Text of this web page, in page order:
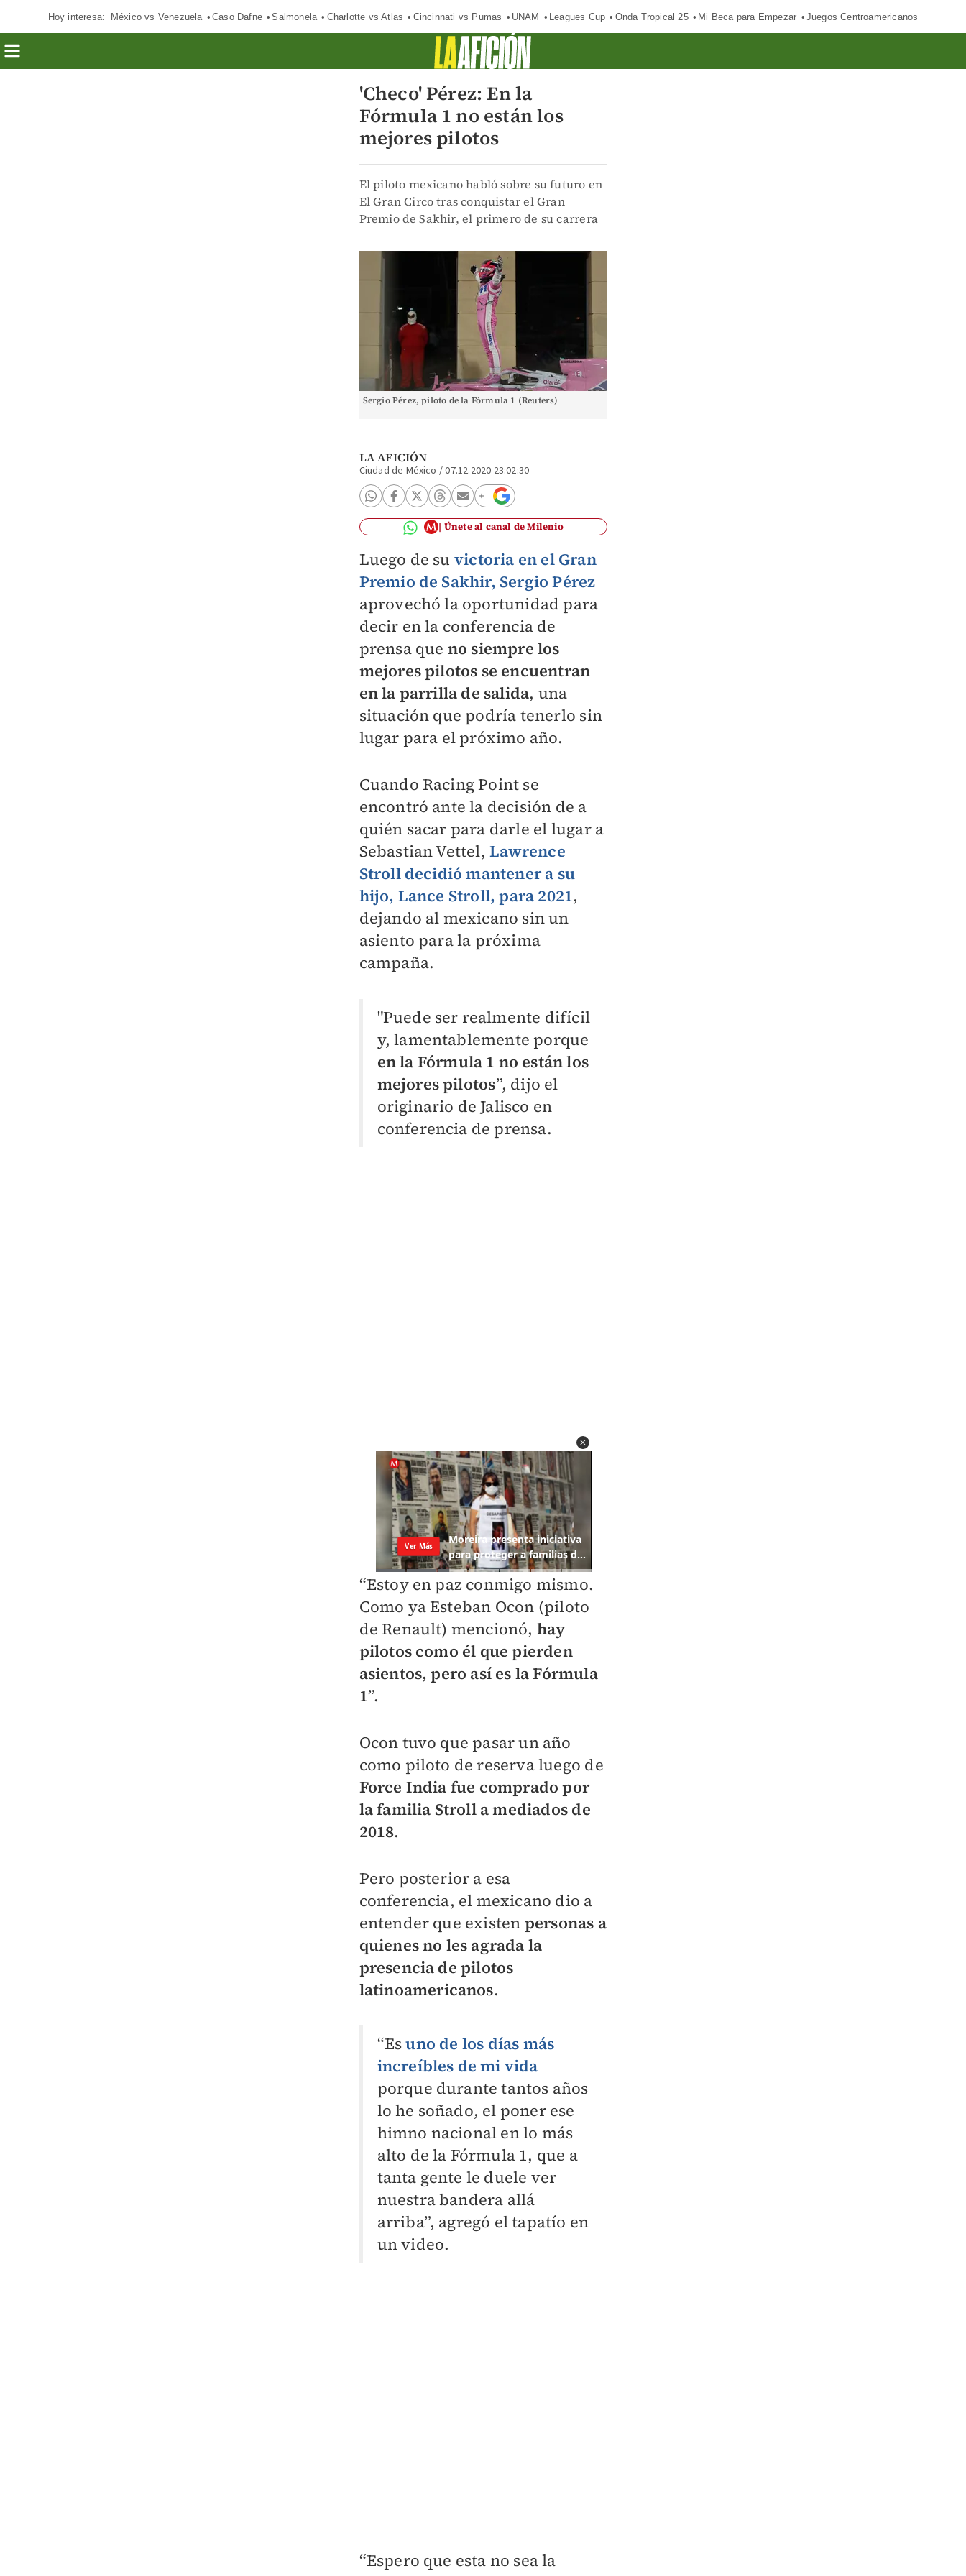
Hoy interesa: México vs Venezuela Caso Dafne Salmonela Charlotte vs Atlas Cincinnati vs Pumas UNAM Leagues Cup Onda Tropical 25 Mi Beca para Empezar Juegos Centroamericanos
'Checo' Pérez: En la
Fórmula 1 no están los
mejores pilotos
El piloto mexicano habló sobre su futuro en
El Gran Circo tras conquistar el Gran
Premio de Sakhir, el primero de su carrera
Sergio Pérez, piloto de la Fórmula 1 (Reuters)
LA AFICIÓN
Ciudad de México /07.12.2020 23:02:30
Únete al canal de Milenio
Luego de su victoria en el Gran
Premio de Sakhir, Sergio Pérez
aprovechó la oportunidad para
decir en la conferencia de
prensa que no siempre los
mejores pilotos se encuentran
en la parrilla de salida, una
situación que podría tenerlo sin
lugar para el próximo año.
Cuando Racing Point se
encontró ante la decisión de a
quién sacar para darle el lugar a
Sebastian Vettel,Lawrence
Stroll decidió mantener a su
hijo, Lance Stroll, para 2021,
dejando al mexicano sin un
asiento para la próxima
campaña.
"Puede ser realmente difícil
y, lamentablemente porque
en la Fórmula 1 no están los
mejores pilotos”, dijo el
originario de Jalisco en
conferencia de prensa.
“Estoy en paz conmigo mismo.
Como ya Esteban Ocon (piloto
de Renault) mencionó, hay
pilotos como él que pierden
asientos, pero así es la Fórmula
1”.
Ocon tuvo que pasar un año
como piloto de reserva luego de
Force India fue comprado por
la familia Stroll a mediados de
2018.
Pero posterior a esa
conferencia, el mexicano dio a
entender que existen personas a
quienes no les agrada la
presencia de pilotos
latinoamericanos.
“Esuno de los días más
increíbles de mi vida
porque durante tantos años
lo he soñado, el poner ese
himno nacional en lo más
alto de la Fórmula 1, que a
tanta gente le duele ver
nuestra bandera allá
arriba”, agregó el tapatío en
un video.
“Espero que esta no sea la